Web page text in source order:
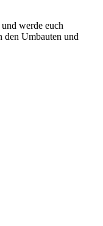
werde euch
den Umbauten und